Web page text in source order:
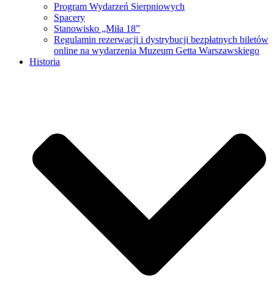
Program Wydarzeń Sierpniowych
Spacery
Stanowisko „Miła 18”
Regulamin rezerwacji i dystrybucji bezpłatnych biletów
online na wydarzenia Muzeum Getta Warszawskiego
Historia